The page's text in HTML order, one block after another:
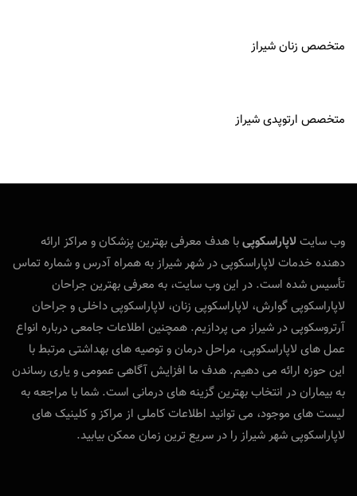
متخصص زنان شیراز
متخصص ارتوپدی شیراز
وب‌ سایت لاپاراسکوپیبا هدف معرفی بهترین پزشکان و مراکز ارائه‌
دهنده خدمات لاپاراسکوپی در شهر شیراز به همراه آدرس و شماره تماس
تأسیس شده است. در این وب‌ سایت، به معرفی بهترین جراحان
لاپاراسکوپی گوارش، لاپاراسکوپی زنان، لاپاراسکوپی داخلی و جراحان
آرتروسکوپی در شیراز می‌ پردازیم. همچنین اطلاعات جامعی درباره انواع
عمل‌ های لاپاراسکوپی، مراحل درمان و توصیه‌ های بهداشتی مرتبط با
این حوزه ارائه می‌ دهیم. هدف ما افزایش آگاهی عمومی و یاری رساندن
به بیماران در انتخاب بهترین گزینه‌ های درمانی است. شما با مراجعه به
لیست‌ های موجود، می‌ توانید اطلاعات کاملی از مراکز و کلینیک‌ های
لاپاراسکوپی شهر شیراز را در سریع‌ ترین زمان ممکن بیابید.